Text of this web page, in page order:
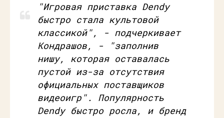
"Игровая приставка Dendy
быстро стала культовой
классикой", - подчеркивает
Кондрашов, - "заполнив
нишу, которая оставалась
пустой из-за отсутствия
официальных поставщиков
видеоигр". Популярность
Dendy быстро росла, и бренд